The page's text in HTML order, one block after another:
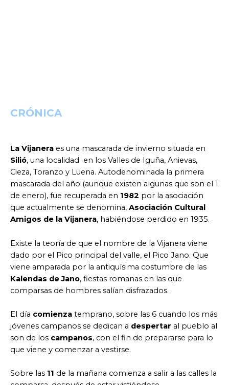
CRÓNICA
La Vijanera es una mascarada de invierno situada en
Silió, una localidad en los Valles de Iguña, Anievas,
Cieza, Toranzo y Luena. Autodenominada la primera
mascarada del año (aunque existen algunas que son el 1
de enero), fue recuperada en 1982 por la asociación
que actualmente se denomina, Asociación Cultural
Amigos de la Vijanera, habiéndose perdido en 1935.
Existe la teoría de que el nombre de la Vijanera viene
dado por el Pico principal del valle, el Pico Jano. Que
viene amparada por la antiquísima costumbre de las
Kalendas de Jano, fiestas romanas en las que
comparsas de hombres salían disfrazados.
El día comienza temprano, sobre las 6 cuando los más
jóvenes campanos se dedican a despertar al pueblo al
son de los campanos, con el fin de prepararse para lo
que viene y comenzar a vestirse.
Sobre las 11 de la mañana comienza a salir a las calles la